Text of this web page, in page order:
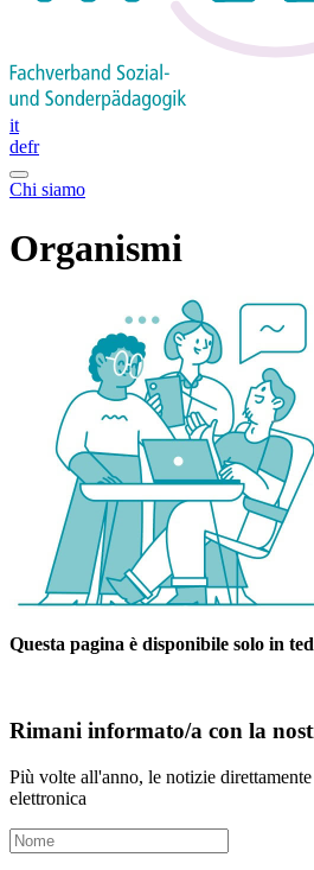
it
defr
Chi siamo
Organismi
Questa pagina è disponibile solo in
Rimani informato/a con la
Più volte all'anno, le notizie
elettronica